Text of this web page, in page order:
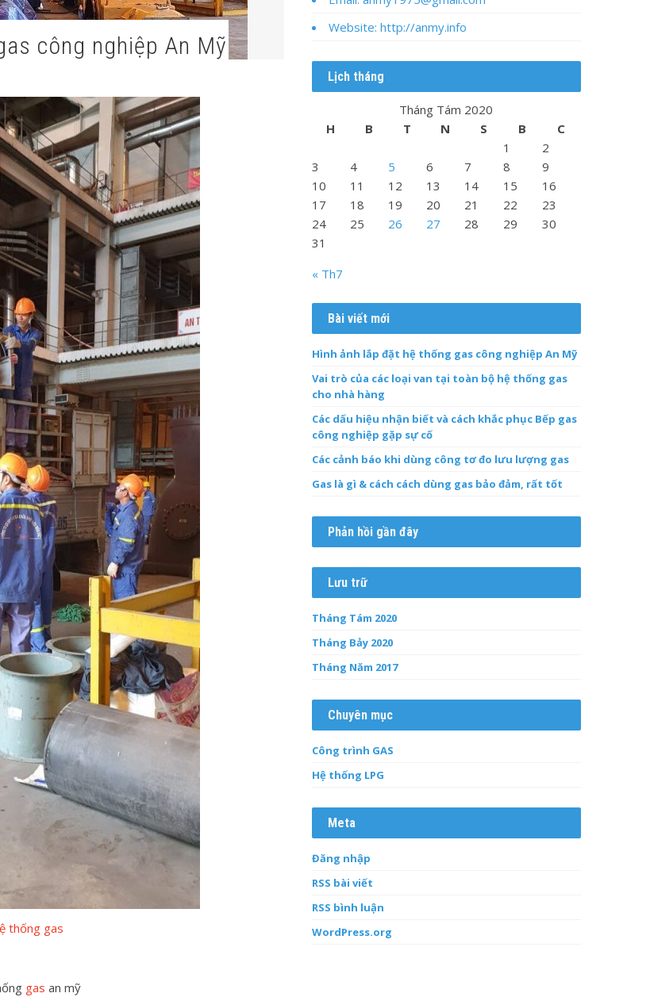
công nghiệp An Mỹ
thống gas
gas an mỹ
Website: http://anmy.info
Lịch tháng
Tháng Tám 2020
H
B T N S B
C
1
2
3
4 5 6 7 8
9
10
11 12 13 14 15
16
17
18 19 20 21 22
23
24
25 26 27 28 29
30
31
« Th7
Bài viết mới
Hình ảnh lắp đặt hệ thống gas công nghiệp An Mỹ
Vai trò của các loại van tại toàn bộ hệ thống gas
cho nhà hàng
Các dấu hiệu nhận biết và cách khắc phục Bếp gas
công nghiệp gặp sự cố
Các cảnh báo khi dùng công tơ đo lưu lượng gas
Gas là gì & cách cách dùng gas bảo đảm, rất tốt
Phản hồi gần đây
Lưu trữ
Tháng Tám 2020
Tháng Bảy 2020
Tháng Năm 2017
Chuyên mục
Công trình GAS
Hệ thống LPG
Meta
Đăng nhập
RSS bài viết
RSS bình luận
WordPress.org